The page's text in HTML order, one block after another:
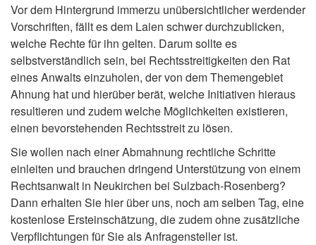
Vor dem Hintergrund immerzu unübersichtlicher werdender
Vorschriften, fällt es dem Laien schwer durchzublicken,
welche Rechte für ihn gelten. Darum sollte es
selbstverständlich sein, bei Rechtsstreitigkeiten den Rat
eines Anwalts einzuholen, der von dem Themengebiet
Ahnung hat und hierüber berät, welche Initiativen hieraus
resultieren und zudem welche Möglichkeiten existieren,
einen bevorstehenden Rechtsstreit zu lösen.
Sie wollen nach einer Abmahnung rechtliche Schritte
einleiten und brauchen dringend Unterstützung von einem
Rechtsanwalt in Neukirchen bei Sulzbach-Rosenberg?
Dann erhalten Sie hier über uns, noch am selben Tag, eine
kostenlose Ersteinschätzung, die zudem ohne zusätzliche
Verpflichtungen für Sie als Anfragensteller ist.